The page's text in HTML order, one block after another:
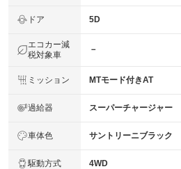
ドア 5D
エコカー減
税対象車
－
ミッション MTモード付きAT
過給器 スーパーチャージャー
車体色 サントリーニブラック
駆動方式 4WD